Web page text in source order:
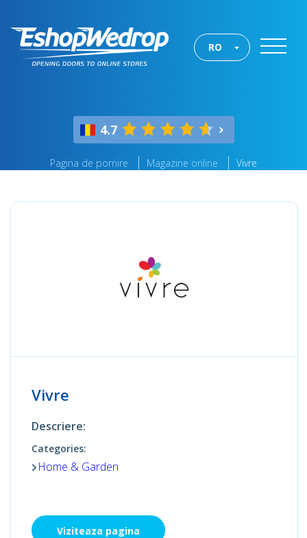
RO
4.7
Pagina de pornire Magazine online Vivre
Vivre
Descriere:
Categories:
Home & Garden
Viziteaza pagina